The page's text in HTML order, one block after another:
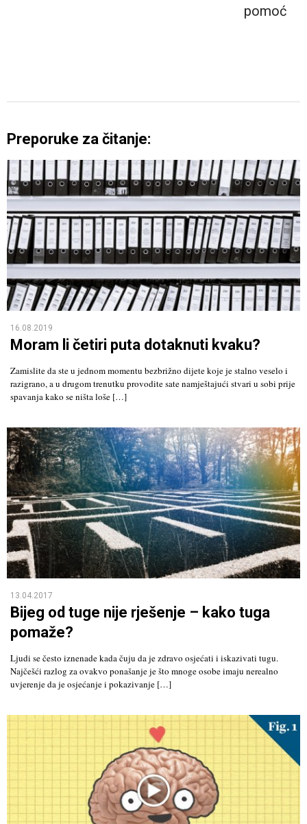
pomoć
Preporuke za čitanje:
16.08.2019
Moram li četiri puta dotaknuti kvaku?
Zamislite da ste u jednom momentu bezbrižno dijete koje je stalno veselo i
razigrano, a u drugom trenutku provodite sate namještajući stvari u sobi prije
spavanja kako se ništa loše […]
13.04.2017
Bijeg od tuge nije rješenje – kako tuga
pomaže?
Ljudi se često iznenade kada čuju da je zdravo osjećati i iskazivati tugu.
Najčešći razlog za ovakvo ponašanje je što mnoge osobe imaju nerealno
uvjerenje da je osjećanje i pokazivanje […]